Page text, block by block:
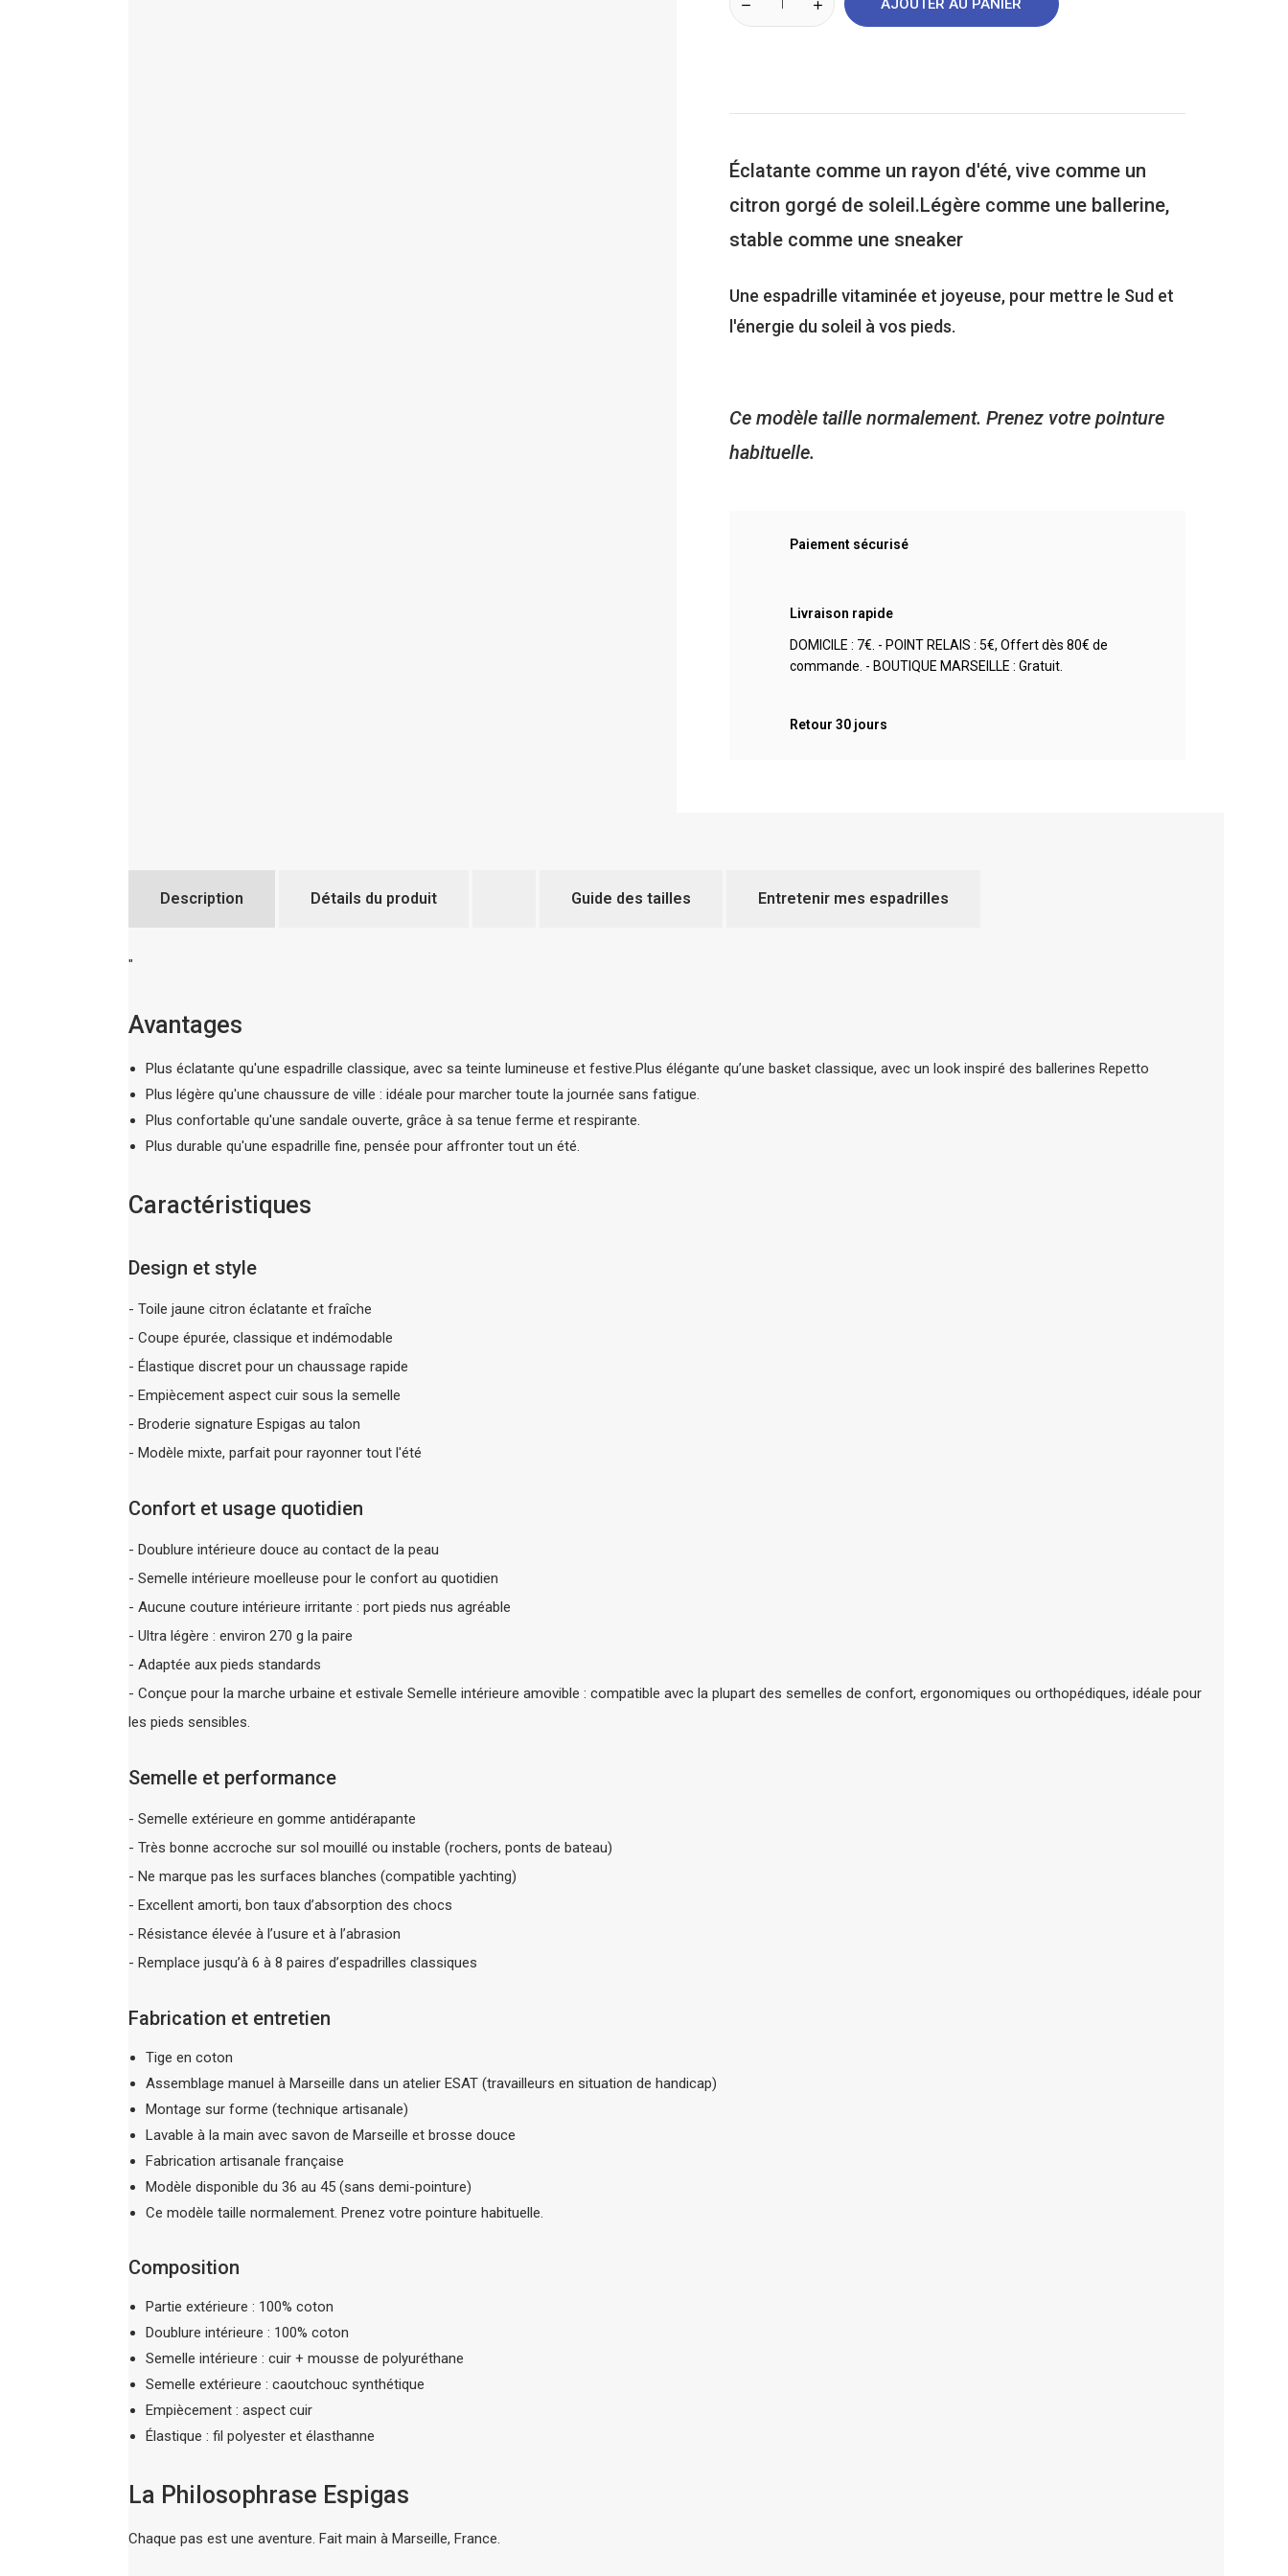
AJOUTER AU PANIER
Éclatante comme un rayon d'été, vive comme un
citron gorgé de soleil.Légère comme une ballerine,
stable comme une sneaker
Une espadrille vitaminée et joyeuse, pour mettre le Sud et
l'énergie du soleil à vos pieds.
Ce modèle taille normalement. Prenez votre pointure
habituelle.
Paiement sécurisé
Livraison rapide
DOMICILE : 7€. - POINT RELAIS : 5€, Offert dès 80€ de
commande. - BOUTIQUE MARSEILLE : Gratuit.
Retour 30 jours
Description Détails du produit Guide des tailles Entretenir mes espadrilles
"
Avantages
Plus éclatante qu'une espadrille classique, avec sa teinte lumineuse et festive.Plus élégante qu’une basket classique, avec un look inspiré des ballerines Repetto
Plus légère qu'une chaussure de ville : idéale pour marcher toute la journée sans fatigue.
Plus confortable qu'une sandale ouverte, grâce à sa tenue ferme et respirante.
Plus durable qu'une espadrille fine, pensée pour affronter tout un été.
Caractéristiques
Design et style
- Toile jaune citron éclatante et fraîche
- Coupe épurée, classique et indémodable
- Élastique discret pour un chaussage rapide
- Empiècement aspect cuir sous la semelle
- Broderie signature Espigas au talon
- Modèle mixte, parfait pour rayonner tout l'été
Confort et usage quotidien
- Doublure intérieure douce au contact de la peau
- Semelle intérieure moelleuse pour le confort au quotidien
- Aucune couture intérieure irritante : port pieds nus agréable
- Ultra légère : environ 270 g la paire
- Adaptée aux pieds standards
- Conçue pour la marche urbaine et estivale Semelle intérieure amovible : compatible avec la plupart des semelles de confort, ergonomiques ou orthopédiques, idéale pour
les pieds sensibles.
Semelle et performance
- Semelle extérieure en gomme antidérapante
- Très bonne accroche sur sol mouillé ou instable (rochers, ponts de bateau)
- Ne marque pas les surfaces blanches (compatible yachting)
- Excellent amorti, bon taux d’absorption des chocs
- Résistance élevée à l’usure et à l’abrasion
- Remplace jusqu’à 6 à 8 paires d’espadrilles classiques
Fabrication et entretien
Tige en coton
Assemblage manuel à Marseille dans un atelier ESAT (travailleurs en situation de handicap)
Montage sur forme (technique artisanale)
Lavable à la main avec savon de Marseille et brosse douce
Fabrication artisanale française
Modèle disponible du 36 au 45 (sans demi-pointure)
Ce modèle taille normalement. Prenez votre pointure habituelle.
Composition
Partie extérieure : 100% coton
Doublure intérieure : 100% coton
Semelle intérieure : cuir + mousse de polyuréthane
Semelle extérieure : caoutchouc synthétique
Empiècement : aspect cuir
Élastique : fil polyester et élasthanne
La Philosophrase Espigas
Chaque pas est une aventure. Fait main à Marseille, France.